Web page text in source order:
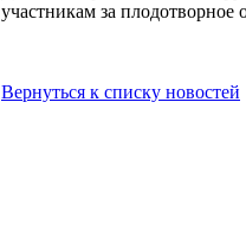
участникам за плодотворное
Вернуться к списку новостей